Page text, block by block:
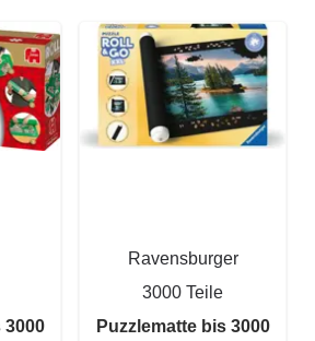
3000
Ravensburger
3000 Teile
Puzzlematte bis 3000